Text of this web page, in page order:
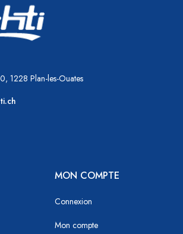
1228 Plan-les-Ouates
MON COMPTE
Connexion
Mon compte